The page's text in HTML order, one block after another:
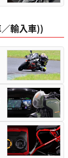
輸入車))